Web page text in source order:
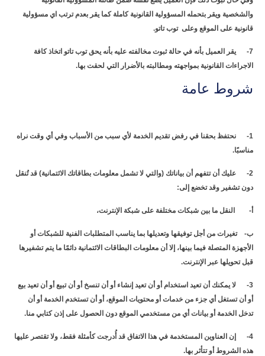
والشخصية ويقر بتحمله المسؤولية القانونية كاملة كما يقر بعدم ترتب اي مسؤولية
قانونية على الموقع وعلى توب تاتو.
7- يقر العميل بأنه في حالة ثبوت مخالفته عليه بأنه يحق توب تاتو اتخاذ كافة
الاجراءات القانونية بمواجهته ومطالبته بالأضرار التي لحقت بها.
شروط عامة
1- نحتفظ بحقنا في رفض تقديم الخدمة لأي سبب من الأسباب وفي أي وقت نراه
مناسبًا.
2- عليك أن تتفهم أن بياناتك (والتي لا تشمل معلومات بطاقاتك الائتمانية) قد تُنقل
دون تشفير وقد تخضع إلى:
أ‌- النقل ما بين شبكات مختلفة على شبكة الإنترنت،
ب‌- تغيرات من أجل توفيقها وتعديلها بما يناسب المتطلبات الفنية للشبكات أو
الأجهزة المتصلة فيما بينها، إلا أن معلومات البطاقات الائتمانية دائمًا ما يتم تشفيرها
قبل تحويلها عبر الإنترنت.
3- لا يمكنك أن تعيد استخدام أو أن تعيد إنشاء أو أن تنسخ أو أن تبيع أو أن تعيد بيع
أو أن تستغل أي جزء من خدمات أو محتويات الموقع، أو أن تستخدم الخدمة أو أن
تدخل الخدمة أو بيانات أي من مستخدمي الموقع دون الحصول على إذن كتابي منا.
4- إن العناوين المستخدمة في هذا الاتفاق قد أُدرجت كأمثلة فقط، ولا تقتصر عليها
هذه الشروط أو تتأثر بها.